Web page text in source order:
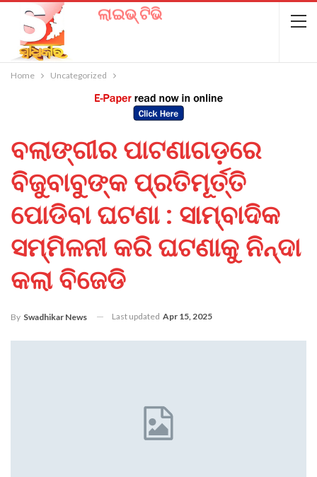
ଲାଇଭ୍ ଟିଭି
Home Uncategorized
ବଲାଙ୍ଗୀର ପାଟଣାଗଡ଼ରେ
ବିଜୁବାବୁଙ୍କ ପ୍ରତିମୂର୍ତ୍ତି
ପୋଡିବା ଘଟଣା : ସାମ୍ବାଦିକ
ସମ୍ମିଳନୀ କରି ଘଟଣାକୁ ନିନ୍ଦା
କଲା ବିଜେଡି
By Swadhikar News Last updated Apr 15, 2025